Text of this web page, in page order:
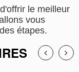
le meilleur
vous
étapes.